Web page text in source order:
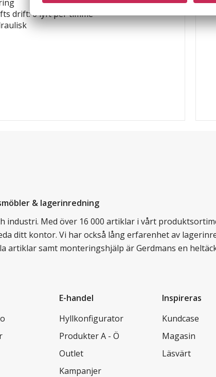
drift: 6 lyft per timme
& lagerinredning
industri. Med över 16 000 artiklar i vårt
ditt kontor. Vi har också lång erfarenhet av
artiklar samt monteringshjälp är Gerdmans en
E-handel
Hyllkonfigurator
Produkter A - Ö
Outlet
Kampanjer
Inspireras
Kundcase
Magasin
Läsvärt